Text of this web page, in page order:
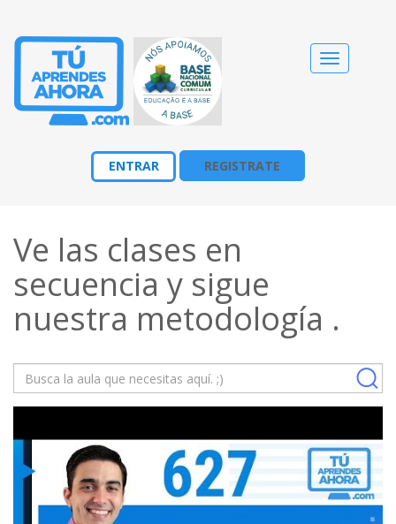
Cambiar
navegación
ENTRAR REGISTRATE
Ve las clases en
secuencia y sigue
nuestra metodología .